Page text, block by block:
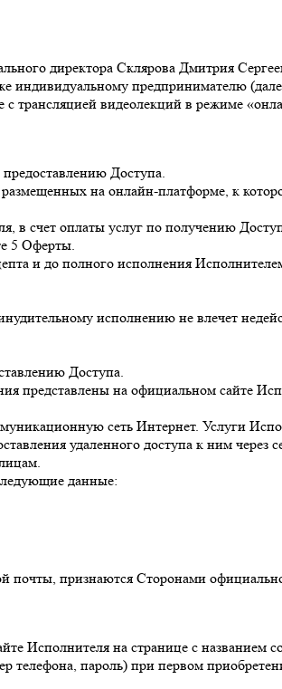
директора Склярова Дмитрия
индивидуальному предпринимателю
трансляцией видеолекций в режиме
Доступа.
на онлайн-платформе, к
в счет оплаты услуг по получению
5 Оферты.
и до полного исполнения
исполнению не влечет
Доступа.
представлены на официальном сайте
сеть Интернет. Услуги
удаленного доступа к ним через
данные:
почты, признаются Сторонами
Исполнителя на странице с названием
телефона, пароль) при первом